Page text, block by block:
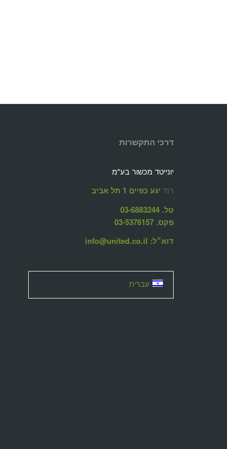
דרכי התקשרות
יונייטד מכשור בע"מ
רח' יגע כפיים 1 תל אביב
טל. 03-6883244
פקס. 03-5376157
דוא״ל: info@united.co.il
עברית